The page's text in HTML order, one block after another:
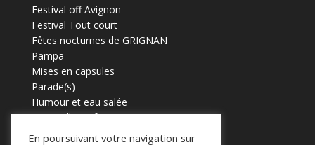
Festival off Avignon
Festival Tout court
Fêtes nocturnes de GRIGNAN
Pampa
Mises en capsules
Parade(s)
Humour et eau salée
Marmaille en fugues
En poursuivant votre navigation sur